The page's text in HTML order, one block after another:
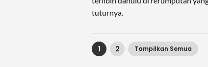
tuturnya.
1 2 Tampilkan Semua